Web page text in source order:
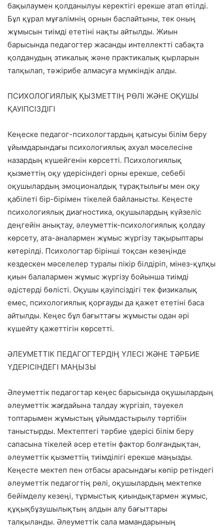
бақылаумен қолданылуы керектігі ерекше атап өтілді.
Бұл құрал мұғалімнің орнын баспайтыны, тек оның
жұмысын тиімді ететіні нақты айтылды. Жиын
барысында педагогтер жасанды интеллектті сабақта
қолданудың этикалық және практикалық қырларын
талқылап, тәжірибе алмасуға мүмкіндік алды.
ПСИХОЛОГИЯЛЫҚ ҚЫЗМЕТТІҢ РӨЛІ ЖӘНЕ ОҚУШЫ
ҚАУІПСІЗДІГІ
Кеңеске педагог-психологтардың қатысуы білім беру
ұйымдарындағы психологиялық ахуал мәселесіне
назардың күшейгенін көрсетті. Психологиялық
қызметтің оқу үдерісіндегі орны ерекше, себебі
оқушылардың эмоционалдық тұрақтылығы мен оқу
қабілеті бір-бірімен тікелей байланысты. Кеңесте
психологиялық диагностика, оқушылардың күйзеліс
деңгейін анықтау, әлеуметтік-психологиялық қолдау
көрсету, ата-аналармен жұмыс жүргізу тақырыптары
көтерілді. Психологтар бірінші тоқсан кезеңінде
кездескен мәселелер туралы пікір білдіріп, мінез-құлқы
қиын балалармен жұмыс жүргізу бойынша тиімді
әдістерді бөлісті. Оқушы қауіпсіздігі тек физикалық
емес, психологиялық қорғауды да қажет ететіні баса
айтылды. Кеңес бұл бағыттағы жұмысты одан әрі
күшейту қажеттігін көрсетті.
ӘЛЕУМЕТТІК ПЕДАГОГТЕРДІҢ ҮЛЕСІ ЖӘНЕ ТӘРБИЕ
ҮДЕРІСІНДЕГІ МАҢЫЗЫ
Әлеуметтік педагогтар кеңес барысында оқушылардың
әлеуметтік жағдайына талдау жүргізіп, тәуекел
топтарымен жұмыстың ұйымдастырылу тәртібін
таныстырды. Мектептегі тәрбие үдерісі білім беру
сапасына тікелей әсер ететін фактор болғандықтан,
әлеуметтік қызметтің тиімділігі ерекше маңызды.
Кеңесте мектеп пен отбасы арасындағы көпір ретіндегі
әлеуметтік педагогтің рөлі, оқушылардың мектепке
бейімделу кезеңі, тұрмыстық қиындықтармен жұмыс,
құқықбұзушылықтың алдын алу бағыттары
талқыланды. Әлеуметтік сала мамандарының